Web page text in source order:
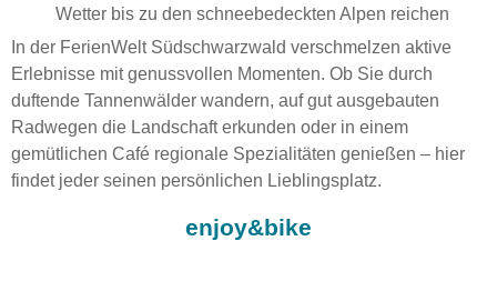
Wetter bis zu den schneebedeckten Alpen reichen
In der FerienWelt Südschwarzwald verschmelzen aktive
Erlebnisse mit genussvollen Momenten. Ob Sie durch
duftende Tannenwälder wandern, auf gut ausgebauten
Radwegen die Landschaft erkunden oder in einem
gemütlichen Café regionale Spezialitäten genießen – hier
findet jeder seinen persönlichen Lieblingsplatz.
enjoy&bike